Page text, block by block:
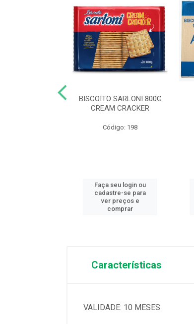
BISCOITO SARLONI 800G
CREAM CRACKER
Código: 198
Faça seu login ou
cadastre-se para
ver preços e
comprar
Características
VALIDADE: 10 MESES